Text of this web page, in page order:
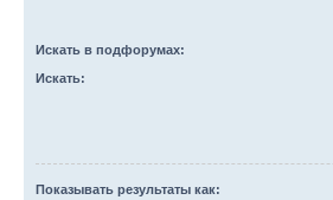
Искать в подфорумах:
Искать:
Показывать результаты как: